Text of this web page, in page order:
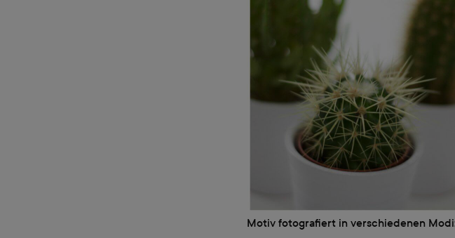
Motiv fotografiert in verschiedenen